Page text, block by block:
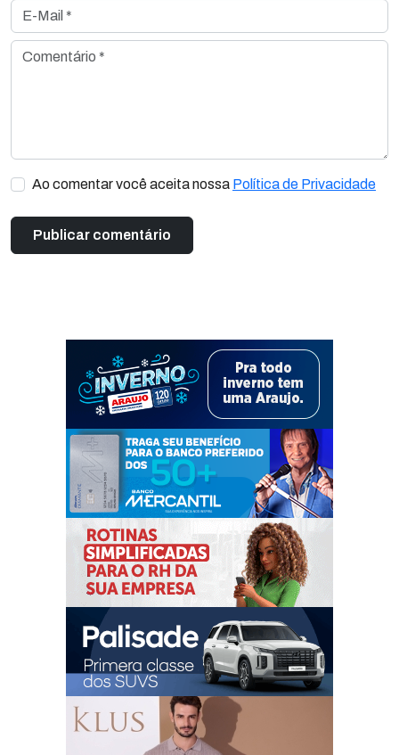
E-Mail *
Comentário *
Ao comentar você aceita nossa Política de Privacidade